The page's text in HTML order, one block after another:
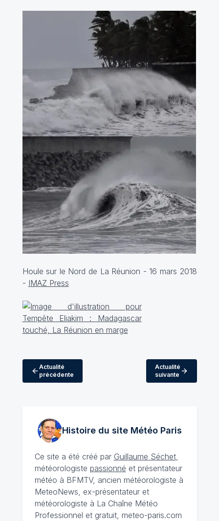
Houle sur le Nord de La Réunion - 16 mars 2018
- IMAZ Press
Actualité
précédente
Actualité
suivante
Histoire du site MétéoParis
Ce site a été créé par Guillaume Séchet,
météorologiste passionné et présentateur
météo à BFMTV, ancien météorologiste à
MeteoNews, ex-présentateur et
météorologiste à La Chaîne Météo
Professionnel et gratuit, meteo-paris.com